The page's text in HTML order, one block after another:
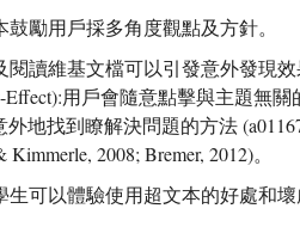
鼓勵用戶採多角度觀點及方針。
閱讀維基文檔可以引發意外發現
Effect):用戶會隨意點擊與主題無關
外地找到瞭解決問題的方法
2008; Bremer, 2012)。
生可以體驗使用超文本的好處和